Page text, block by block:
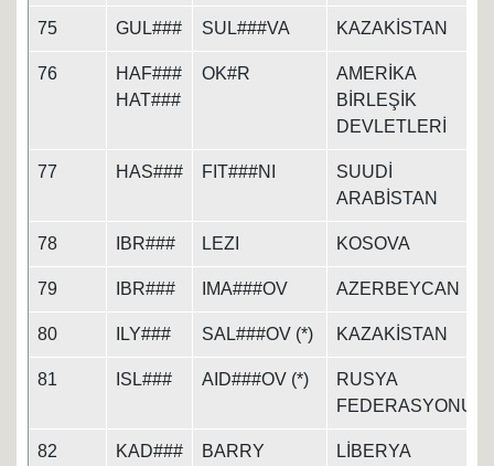
75 GUL### SUL###VA KAZAKİSTAN
76
HAF###
HAT###
OK#R
AMERİKA
BİRLEŞİK
DEVLETLERİ
77 HAS### FIT###NI
SUUDİ
ARABİSTAN
78 IBR### LEZI KOSOVA
79 IBR### IMA###OV AZERBEYCAN
80 ILY### SAL###OV (*) KAZAKİSTAN
81 ISL### AID###OV (*)
RUSYA
FEDERASYONU
82
KAD###
BARRY LİBERYA